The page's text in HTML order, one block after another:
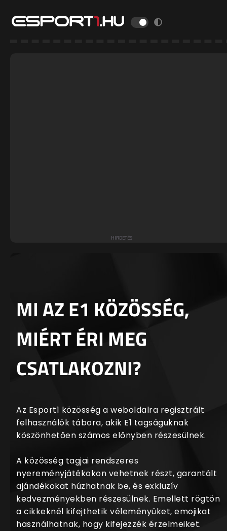
MI AZ E1 KÖZÖSSÉG,
MIÉRT ÉRI MEG
CSATLAKOZNI?
Az Esport1 közösség a weboldalra regisztrált
felhasználók tábora, akik E1 tagságuknak
köszönhetően számos előnyben részesülnek.
A közösség tagjai rendszeres
nyereményjátékokon vehetnek részt, garantált
ajándékokat húzhatnak be, és exkluzív
kedvezményekben részesülnek. Emellett rögtön
a cikkeknél kifejthetik véleményüket, emojikat
használhatnak, hogy kifejezzék érzelmeiket.